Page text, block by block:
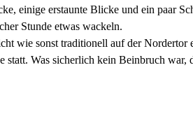
einige erstaunte Blicke und ein paar
Stunde etwas wackeln.
wie sonst traditionell auf der
Was sicherlich kein Beinbruch war,